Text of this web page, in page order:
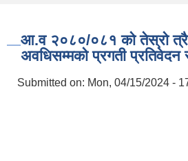
आ.व २०८०/०८१ को तेस्रो
अवधिसम्मको प्रगती प्रतिवेदन
Submitted on: Mon, 04/15/2024 -